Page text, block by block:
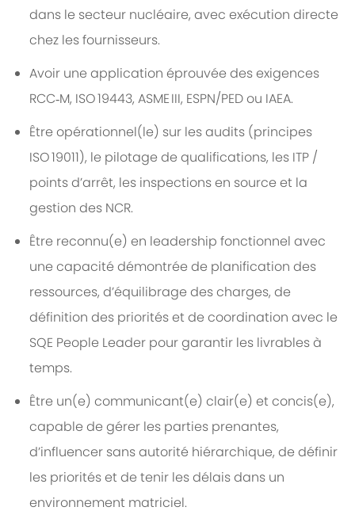
dans le secteur nucléaire, avec exécution directe
chez les fournisseurs.
Avoir une application éprouvée des exigences
RCC‑M, ISO 19443, ASME III, ESPN/PED ou IAEA.
Être opérationnel(le) sur les audits (principes
ISO 19011), le pilotage de qualifications, les ITP /
points d’arrêt, les inspections en source et la
gestion des NCR.
Être reconnu(e) en leadership fonctionnel avec
une capacité démontrée de planification des
ressources, d’équilibrage des charges, de
définition des priorités et de coordination avec le
SQE People Leader pour garantir les livrables à
temps.
Être un(e) communicant(e) clair(e) et concis(e),
capable de gérer les parties prenantes,
d’influencer sans autorité hiérarchique, de définir
les priorités et de tenir les délais dans un
environnement matriciel.